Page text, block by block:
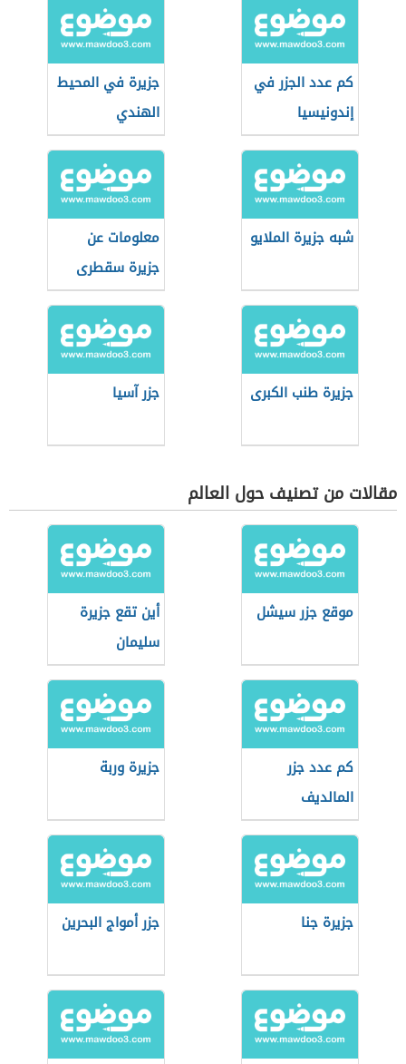
كم عدد الجزر في
إندونيسيا
جزيرة في المحيط
الهندي
شبه جزيرة الملايو
معلومات عن
جزيرة سقطرى
جزيرة طنب الكبرى جزر آسيا
مقالات من تصنيف حول العالم
موقع جزر سيشل
أين تقع جزيرة
سليمان
كم عدد جزر
المالديف
جزيرة وربة
جزيرة جنا جزر أمواج البحرين